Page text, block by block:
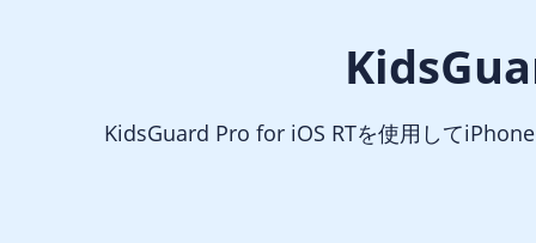
KidsGuard Pro for iOS RTを使用して